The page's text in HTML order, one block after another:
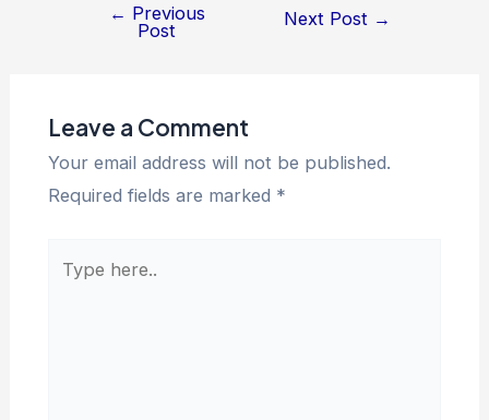
← Previous
Post
Next Post →
Leave a Comment
Your email address will not be published.
Required fields are marked *